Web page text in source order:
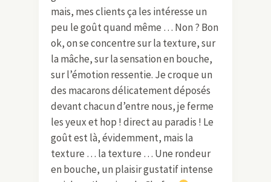
mais, mes clients ça les intéresse un
peu le goût quand même … Non ? Bon
ok, on se concentre sur la texture, sur
la mâche, sur la sensation en bouche,
sur l’émotion ressentie. Je croque un
des macarons délicatement déposés
devant chacun d’entre nous, je ferme
les yeux et hop ! direct au paradis ! Le
goût est là, évidemment, mais la
texture … la texture … Une rondeur
en bouche, un plaisir gustatif intense